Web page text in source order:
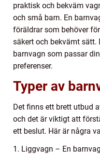
praktisk och bekväm
och små barn. En
föräldrar som behöver
säkert och bekvämt sätt.
barnvagn som passar
preferenser.
Typer av
Det finns ett brett utbud
och det är viktigt att
ett beslut. Här är några
1. Liggvagn – En